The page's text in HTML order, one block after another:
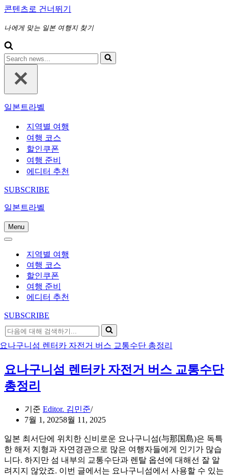
콘텐츠로 건너뛰기
나에게 맞는 일본 여행지 찾기
다
음
검
기...
일본트라벨
지역별 여행
여행 코스
할인쿠폰
여행 준비
에디터 추천
SUBSCRIBE
일본트라벨
Menu
내
게
뉴
내
지역별 여행
여행 코스
할인쿠폰
여행 준비
에디터 추천
SUBSCRIBE
다
음
에
해
검
색
요나구니섬 렌터카 자전거 버스 교통수단
총정리
기준 Editor. 김민준
7월 1, 20258월 11, 2025
일본 최서단에 위치한 신비로운 요나구니섬(与那国島)은 독특
한 해저 지형과 자연경관으로 많은 여행자들에게 인기가 많습
니다. 하지만 섬 내부의 교통수단과 렌탈 옵션에 대해선 잘 알
려지지 않았죠. 이번 글에서는 요나구니섬에서 사용할 수 있는